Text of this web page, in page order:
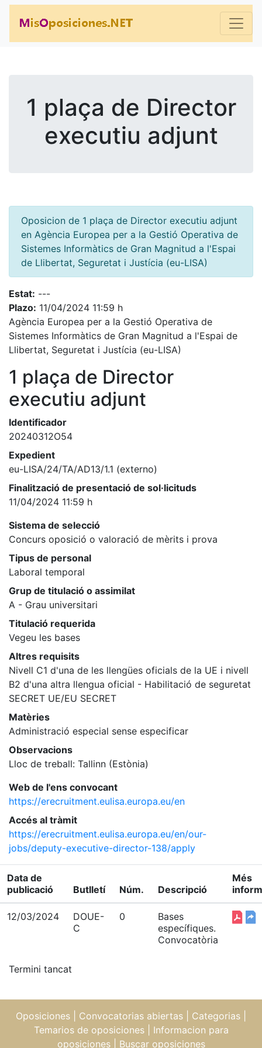
1 plaça de Director
executiu adjunt
Oposicion de 1 plaça de Director executiu adjunt
en Agència Europea per a la Gestió Operativa de
Sistemes Informàtics de Gran Magnitud a l'Espai
de Llibertat, Seguretat i Justícia (eu-LISA)
Estat: ---
Plazo: 11/04/2024 11:59 h
Agència Europea per a la Gestió Operativa de
Sistemes Informàtics de Gran Magnitud a l'Espai de
Llibertat, Seguretat i Justícia (eu-LISA)
1 plaça de Director
executiu adjunt
Identificador
20240312O54
Expedient
eu-LISA/24/TA/AD13/1.1 (externo)
Finalització de presentació de sol·licituds
11/04/2024 11:59 h
Sistema de selecció
Concurs oposició o valoració de mèrits i prova
Tipus de personal
Laboral temporal
Grup de titulació o assimilat
A - Grau universitari
Titulació requerida
Vegeu les bases
Altres requisits
Nivell C1 d'una de les llengües oficials de la UE i nivell
B2 d'una altra llengua oficial - Habilitació de seguretat
SECRET UE/EU SECRET
Matèries
Administració especial sense especificar
Observacions
Lloc de treball: Tallinn (Estònia)
Web de l'ens convocant
https://erecruitment.eulisa.europa.eu/en
Accés al tràmit
https://erecruitment.eulisa.europa.eu/en/our-
jobs/deputy-executive-director-138/apply
Data de
publicació
Butlletí Núm. Descripció
Més
12/03/2024
DOUE-
C
0
Bases
específiques.
Convocatòria
Termini tancat
Oposiciones Convocatorias abiertas Categorias
Temarios de oposiciones| Informacion para
oposiciones| Buscar oposiciones